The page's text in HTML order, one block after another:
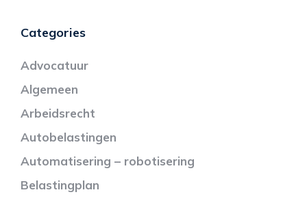
Categories
Advocatuur
Algemeen
Arbeidsrecht
Autobelastingen
Automatisering – robotisering
Belastingplan